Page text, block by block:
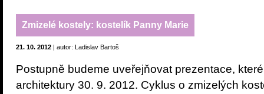
Zmizelé kostely: kostelík Panny Marie
21. 10. 2012 | autor: Ladislav Bartoš
Postupně budeme uveřejňovat prezentace,
architektury 30. 9. 2012. Cyklus o zmizelých